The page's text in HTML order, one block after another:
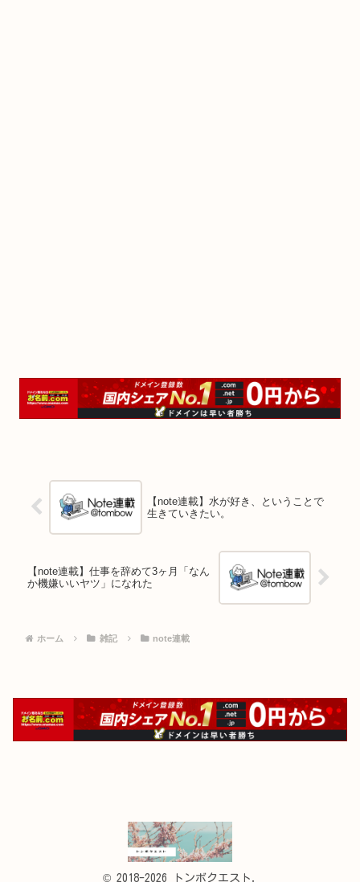
【note連載】水が好き、ということで
生きていきたい。
【note連載】仕事を辞めて3ヶ月「なん
か機嫌いいヤツ」になれた
ホーム 雑記 note連載
© 2018-2026 トンボクエスト.